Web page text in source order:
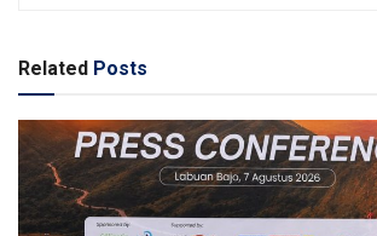
Related Posts